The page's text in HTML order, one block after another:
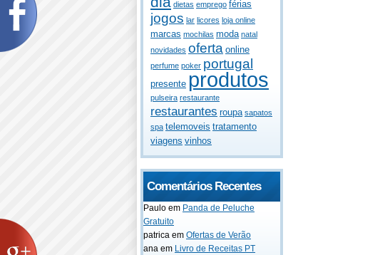
dietas emprego férias
jogos lar licores loja online
marcas mochilas moda natal
novidades oferta online
perfume poker portugal
presente produtos
pulseira restaurante
restaurantes roupa sapatos
spa telemoveis tratamento
viagens vinhos
Comentários Recentes
Paulo em Panda de Peluche
Gratuito
patrica em Ofertas de Verão
ana em Livro de Receitas PT